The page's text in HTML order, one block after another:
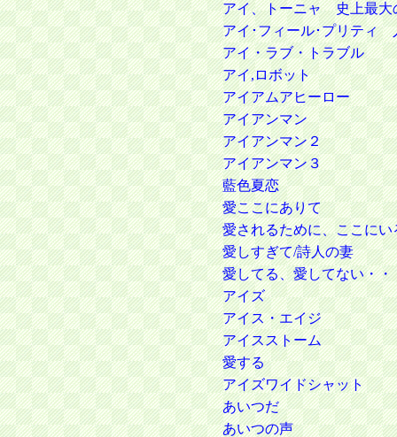
アイ、トーニャ 史上最大
アイ･フィール･プリティ
アイ・ラブ・トラブル
アイ,ロボット
アイアムアヒーロー
アイアンマン
アイアンマン２
アイアンマン３
藍色夏恋
愛ここにありて
愛されるために、ここにい
愛しすぎて/詩人の妻
愛してる、愛してない・・
アイズ
アイス・エイジ
アイスストーム
愛する
アイズワイドシャット
あいつだ
あいつの声